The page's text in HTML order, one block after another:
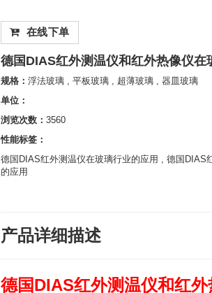
在线下单
德国DIAS红外测温仪和红外热像仪在
规格： 浮法玻璃 , 平板玻璃 , 超薄玻璃 , 器皿玻璃
单位：
浏览次数： 3560
性能标签：
德国DIAS红外测温仪在玻璃行业的应用 , 德国
的应用
产品详细描述
德国DIAS红外测温仪和红